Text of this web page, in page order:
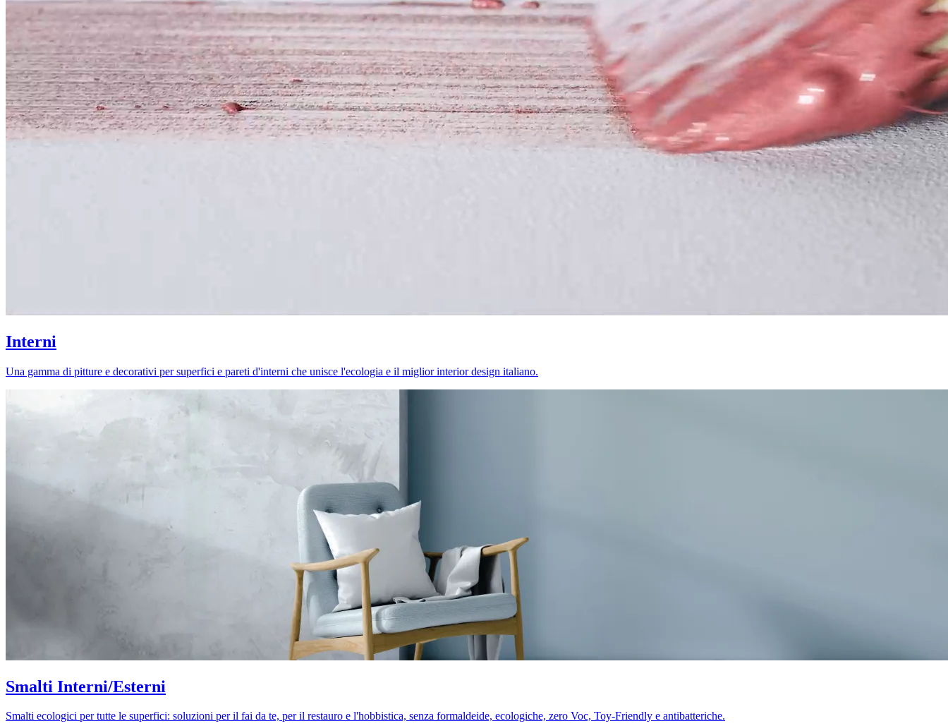
Interni
Una gamma di pitture e decorativi per superfici e pareti d'interni che unisce l'ecologia e il miglior interior design italiano.
Smalti Interni/Esterni
Smalti ecologici per tutte le superfici: soluzioni per il fai da te, per il restauro e l'hobbistica, senza formaldeide, ecologiche, zero Voc, Toy-Friendly e antibatteriche.